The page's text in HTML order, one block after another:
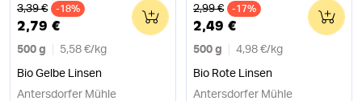
Alter Preis
3,39 € -18%
2,79 €
500 g 5,58 €/ kg
Bio Gelbe Linsen
0
Antersdorfer Mühle
Alter Preis
2,99 € -17%
2,49 €
500 g 4,98 €/ kg
Bio Rote Linsen
0
Antersdorfer Mühle